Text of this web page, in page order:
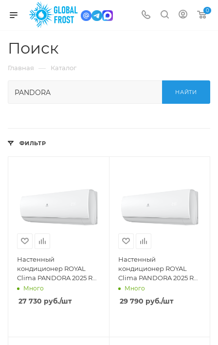
0
Поиск
Главная — Каталог
НАЙТИ
ФИЛЬТР
Настенный
кондиционер ROYAL
Clima PANDORA 2025 RC-
PDC22HN
Много
27 730 руб./шт
Настенный
кондиционер ROYAL
Clima PANDORA 2025 RC-
PDC28HN
Много
29 790 руб./шт